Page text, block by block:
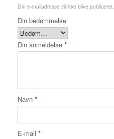
Din e-mailadresse vil ikke blive publiceret.
Din bedømmelse
Din anmeldelse *
Navn *
E-mail *